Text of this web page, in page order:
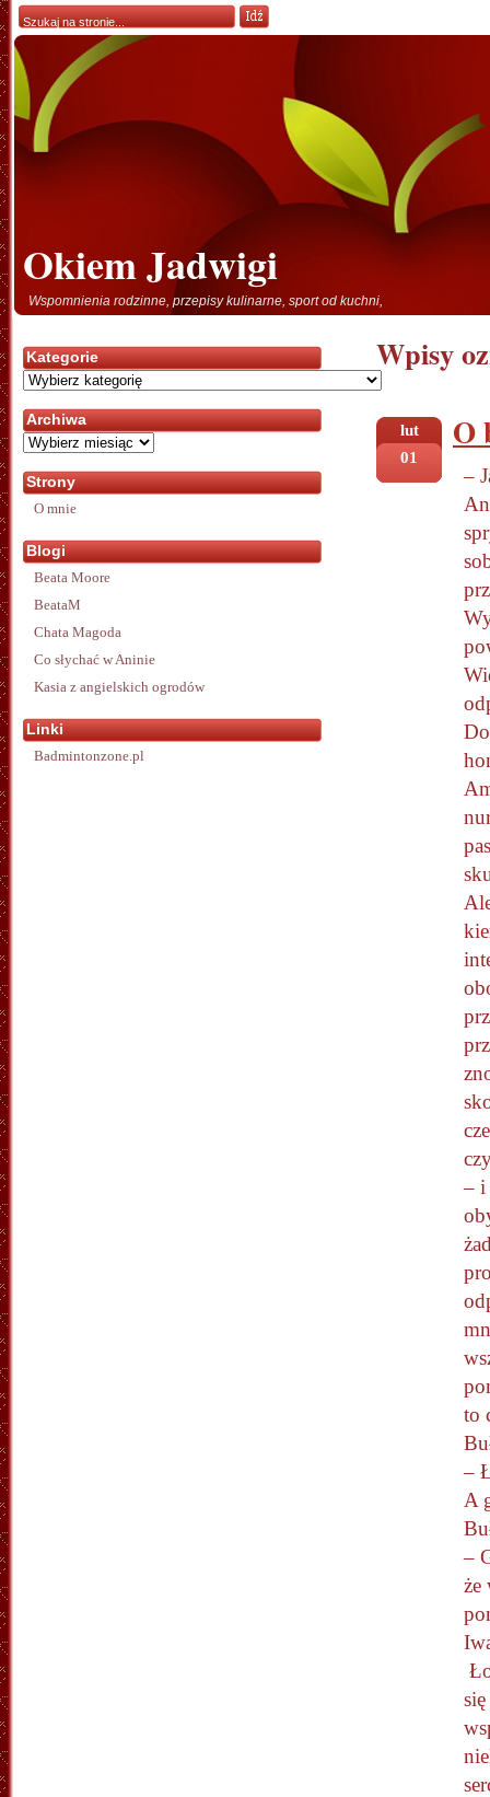
Okiem Jadwigi
Wspomnienia rodzinne, przepisy kulinarne, sport od kuchni,
Wpisy
lut
01
O
–
– i
to
–
A
–
że
Kategorie
Kategorie
Archiwa
Archiwa
Strony
O mnie
Blogi
Beata Moore
BeataM
Chata Magoda
Co słychać w Aninie
Kasia z angielskich ogrodów
Linki
Badmintonzone.pl